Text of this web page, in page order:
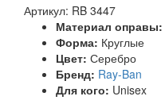
Артикул: RB 3447
Материал оправы:
Форма: Круглые
Цвет: Серебро
Бренд: Ray-Ban
Для кого: Unisex